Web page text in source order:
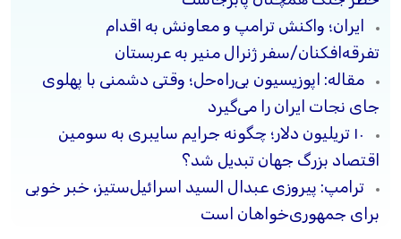
ایران؛ واکنش ترامپ و معاونش به اقدام
تفرقه‌افکنان/سفر ژنرال منیر به عربستان
مقاله: اپوزیسیون بی‌راه‌حل؛ وقتی دشمنی با پهلوی
جای نجات ایران را می‌گیرد
۱۰ تریلیون دلار؛ چگونه جرایم سایبری به سومین
اقتصاد بزرگ جهان تبدیل شد؟
ترامپ: پیروزی عبدال السید اسرائیل‌ستیز، خبر خوبی
برای جمهوری‌خواهان است